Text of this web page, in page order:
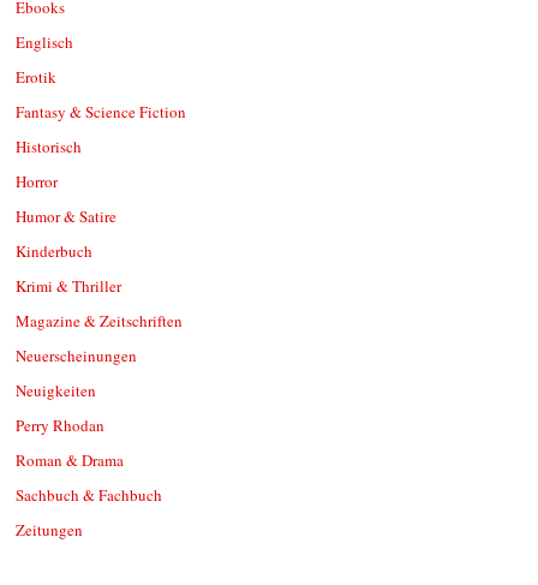
Ebooks
Englisch
Erotik
Fantasy & Science Fiction
Historisch
Horror
Humor & Satire
Kinderbuch
Krimi & Thriller
Magazine & Zeitschriften
Neuerscheinungen
Neuigkeiten
Perry Rhodan
Roman & Drama
Sachbuch & Fachbuch
Zeitungen